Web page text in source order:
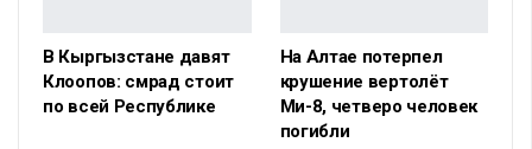
В Кыргызстане давят
Клоопов: смрад стоит
по всей Республике
На Алтае потерпел
крушение вертолёт
Ми-8, четверо человек
погибли